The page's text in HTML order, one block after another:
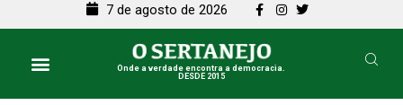
7 de agosto de 2026
Onde a verdade encontra a democracia.
DESDE 2015